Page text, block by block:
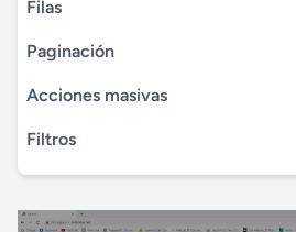
Filas
Paginación
Acciones masivas
Filtros